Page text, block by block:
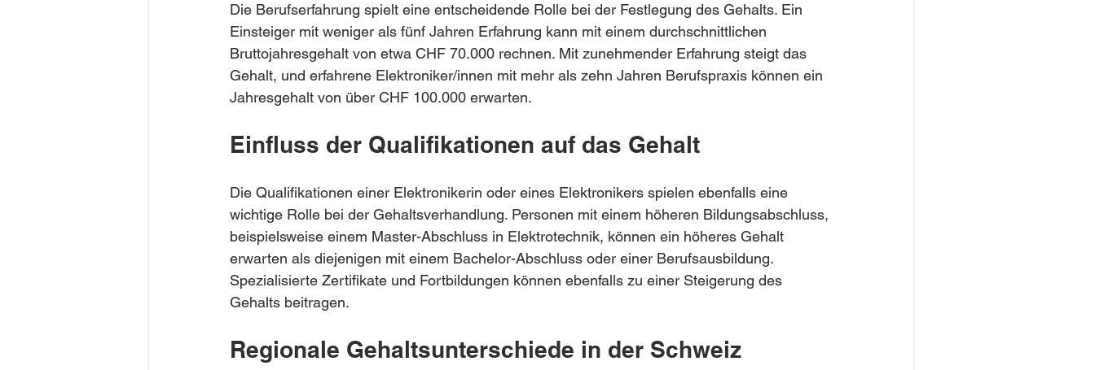
Die Berufserfahrung spielt eine entscheidende Rolle bei der Festlegung des Gehalts. Ein
Einsteiger mit weniger als fünf Jahren Erfahrung kann mit einem durchschnittlichen
Bruttojahresgehalt von etwa CHF 70.000 rechnen. Mit zunehmender Erfahrung steigt das
Gehalt, und erfahrene Elektroniker/innen mit mehr als zehn Jahren Berufspraxis können ein
Jahresgehalt von über CHF 100.000 erwarten.
Einfluss der Qualifikationen auf das Gehalt
Die Qualifikationen einer Elektronikerin oder eines Elektronikers spielen ebenfalls eine
wichtige Rolle bei der Gehaltsverhandlung. Personen mit einem höheren Bildungsabschluss,
beispielsweise einem Master-Abschluss in Elektrotechnik, können ein höheres Gehalt
erwarten als diejenigen mit einem Bachelor-Abschluss oder einer Berufsausbildung.
Spezialisierte Zertifikate und Fortbildungen können ebenfalls zu einer Steigerung des
Gehalts beitragen.
Regionale Gehaltsunterschiede in der Schweiz